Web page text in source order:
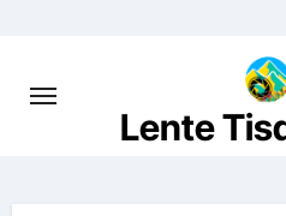
contenido
Lente